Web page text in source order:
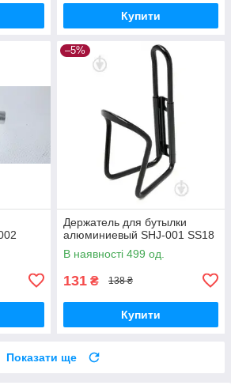
Купити
–5%
Держатель для бутылки
алюминиевый SHJ-001 SS18
В наявності 499 од.
131 ₴ 138 ₴
Купити
Показати ще